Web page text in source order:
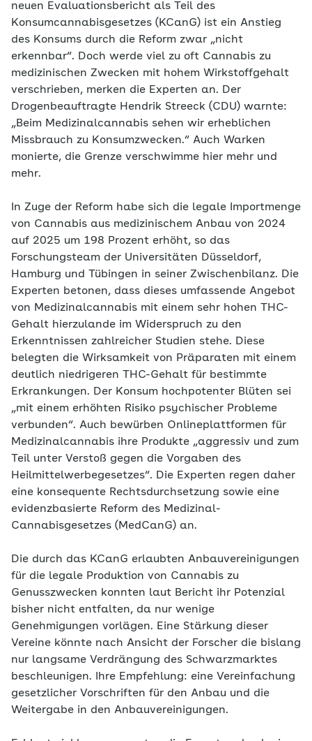
neuen Evaluationsbericht als Teil des
Konsumcannabisgesetzes (KCanG) ist ein Anstieg
des Konsums durch die Reform zwar „nicht
erkennbar“. Doch werde viel zu oft Cannabis zu
medizinischen Zwecken mit hohem Wirkstoffgehalt
verschrieben, merken die Experten an. Der
Drogenbeauftragte Hendrik Streeck (CDU) warnte:
„Beim Medizinalcannabis sehen wir erheblichen
Missbrauch zu Konsumzwecken.“ Auch Warken
monierte, die Grenze verschwimme hier mehr und
mehr.
In Zuge der Reform habe sich die legale Importmenge
von Cannabis aus medizinischem Anbau von 2024
auf 2025 um 198 Prozent erhöht, so das
Forschungsteam der Universitäten Düsseldorf,
Hamburg und Tübingen in seiner Zwischenbilanz. Die
Experten betonen, dass dieses umfassende Angebot
von Medizinalcannabis mit einem sehr hohen THC-
Gehalt hierzulande im Widerspruch zu den
Erkenntnissen zahlreicher Studien stehe. Diese
belegten die Wirksamkeit von Präparaten mit einem
deutlich niedrigeren THC-Gehalt für bestimmte
Erkrankungen. Der Konsum hochpotenter Blüten sei
„mit einem erhöhten Risiko psychischer Probleme
verbunden“. Auch bewürben Onlineplattformen für
Medizinalcannabis ihre Produkte „aggressiv und zum
Teil unter Verstoß gegen die Vorgaben des
Heilmittelwerbegesetzes“. Die Experten regen daher
eine konsequente Rechtsdurchsetzung sowie eine
evidenzbasierte Reform des Medizinal-
Cannabisgesetzes (MedCanG) an.
Die durch das KCanG erlaubten Anbauvereinigungen
für die legale Produktion von Cannabis zu
Genusszwecken konnten laut Bericht ihr Potenzial
bisher nicht entfalten, da nur wenige
Genehmigungen vorlägen. Eine Stärkung dieser
Vereine könnte nach Ansicht der Forscher die bislang
nur langsame Verdrängung des Schwarzmarktes
beschleunigen. Ihre Empfehlung: eine Vereinfachung
gesetzlicher Vorschriften für den Anbau und die
Weitergabe in den Anbauvereinigungen.